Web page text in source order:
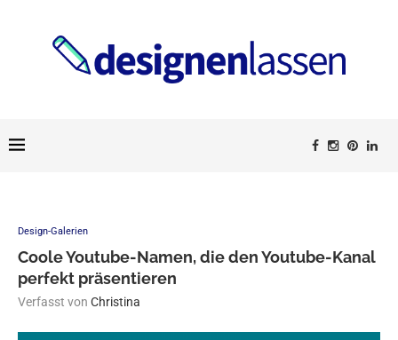
Design-Galerien
Coole Youtube-Namen, die den Youtube-Kanal
perfekt präsentieren
Verfasst von Christina